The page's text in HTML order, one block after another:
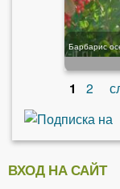
Барбарис
1 2
ВХОД НА САЙТ